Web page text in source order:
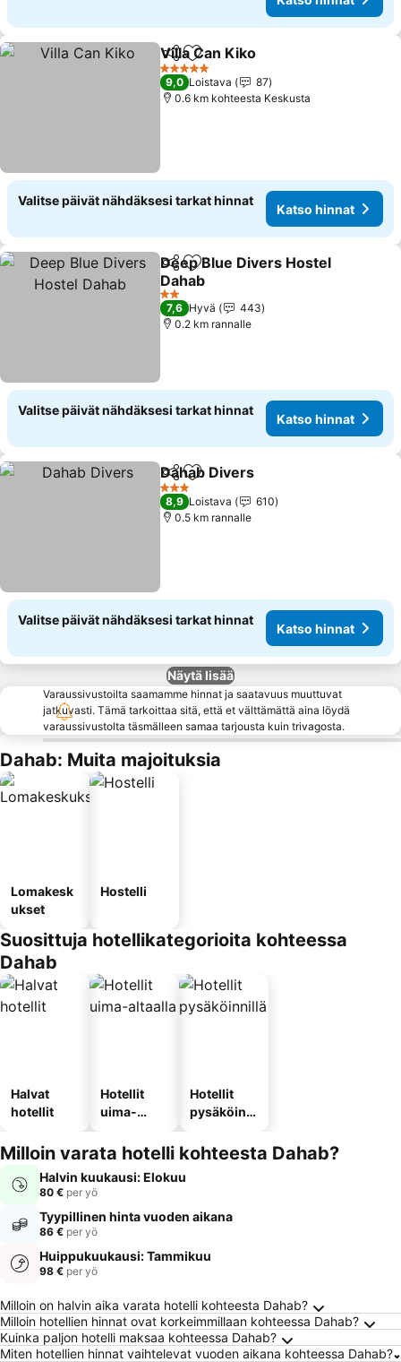
Jaa Lisää suosikkeihin
Villa Can Kiko
5 Tähtiluokitus
9,0 Loistava
87
0.6 km kohteesta Keskusta
Valitse päivät nähdäksesi tarkat hinnat
Katso hinnat
Jaa Lisää suosikkeihin
Deep Blue Divers Hostel
Dahab
2 Tähtiluokitus
7,6 Hyvä
443
0.2 km rannalle
Valitse päivät nähdäksesi tarkat hinnat
Katso hinnat
Jaa Lisää suosikkeihin
Dahab Divers
3 Tähtiluokitus
8,9 Loistava
610
0.5 km rannalle
Valitse päivät nähdäksesi tarkat hinnat
Katso hinnat
Näytä lisää
Varaussivustoilta saamamme hinnat ja saatavuus muuttuvat
jatkuvasti. Tämä tarkoittaa sitä, että et välttämättä aina löydä
varaussivustolta täsmälleen samaa tarjousta kuin trivagosta.
Dahab: Muita majoituksia
Lomakesk
ukset
Hostelli
Suosittuja hotellikategorioita kohteessa
Dahab
Halvat
hotellit
Hotellit
uima-
Hotellit
pysäköinni
Milloin varata hotelli kohteesta Dahab?
Halvin kuukausi: Elokuu
80 € per yö
Tyypillinen hinta vuoden aikana
86 € per yö
Huippukuukausi: Tammikuu
98 € per yö
Usein kysytyt kysymykset kohteesta Dahab
Milloin on halvin aika varata hotelli kohteesta Dahab?
Milloin hotellien hinnat ovat korkeimmillaan kohteessa Dahab?
Kuinka paljon hotelli maksaa kohteessa Dahab?
Miten hotellien hinnat vaihtelevat vuoden aikana kohteessa Dahab?